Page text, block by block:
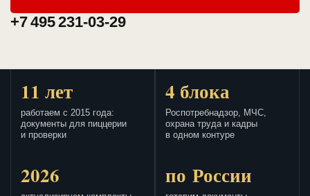
+7 495 231-03-29
11 лет
работаем с 2015 года:
документы для пиццерии
и проверки
4 блока
Роспотребнадзор, МЧС,
охрана труда и кадры
в одном контуре
2026 по России